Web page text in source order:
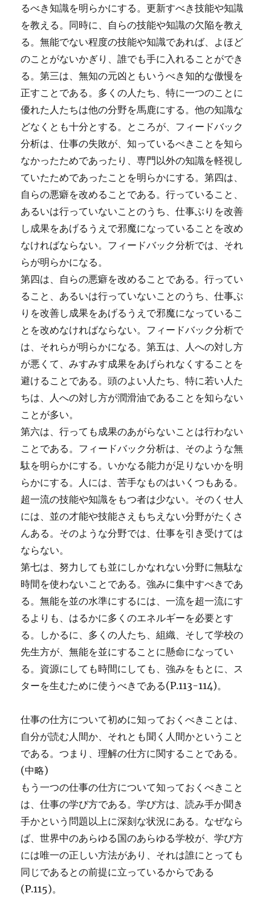
るべき知識を明らかにする。更新すべき技能や知識
を教える。同時に、自らの技能や知識の欠陥を教え
る。無能でない程度の技能や知識であれば、よほど
のことがないかぎり、誰でも手に入れることができ
る。第三は、無知の元凶ともいうべき知的な傲慢を
正すことである。多くの人たち、特に一つのことに
優れた人たちは他の分野を馬鹿にする。他の知識な
どなくとも十分とする。ところが、フィードバック
分析は、仕事の失敗が、知っているべきことを知ら
なかったためであったり、専門以外の知識を軽視し
ていたためであったことを明らかにする。第四は、
自らの悪癖を改めることである。行っていること、
あるいは行っていないことのうち、仕事ぶりを改善
し成果をあげるうえで邪魔になっていることを改め
なければならない。フィードバック分析では、それ
らが明らかになる。
第四は、自らの悪癖を改めることである。行ってい
ること、あるいは行っていないことのうち、仕事ぶ
りを改善し成果をあげるうえで邪魔になっているこ
とを改めなければならない。フィードバック分析で
は、それらが明らかになる。第五は、人への対し方
が悪くて、みすみす成果をあげられなくすることを
避けることである。頭のよい人たち、特に若い人た
ちは、人への対し方が潤滑油であることを知らない
ことが多い。
第六は、行っても成果のあがらないことは行わない
ことである。フィードバック分析は、そのような無
駄を明らかにする。いかなる能力が足りないかを明
らかにする。人には、苦手なものはいくつもある。
超一流の技能や知識をもつ者は少ない。そのくせ人
には、並の才能や技能さえもちえない分野がたくさ
んある。そのような分野では、仕事を引き受けては
ならない。
第七は、努力しても並にしかなれない分野に無駄な
時間を使わないことである。強みに集中すべきであ
る。無能を並の水準にするには、一流を超一流にす
るよりも、はるかに多くのエネルギーを必要とす
る。しかるに、多くの人たち、組織、そして学校の
先生方が、無能を並にすることに懸命になってい
る。資源にしても時間にしても、強みをもとに、ス
ターを生むために使うべきである(P.113-114)。
仕事の仕方について初めに知っておくべきことは、
自分が読む人間か、それとも聞く人間かということ
である。つまり、理解の仕方に関することである。
(中略)
もう一つの仕事の仕方について知っておくべきこと
は、仕事の学び方である。学び方は、読み手か聞き
手かという問題以上に深刻な状況にある。なぜなら
ば、世界中のあらゆる国のあらゆる学校が、学び方
には唯一の正しい方法があり、それは誰にとっても
同じであるとの前提に立っているからである
(P.115)。